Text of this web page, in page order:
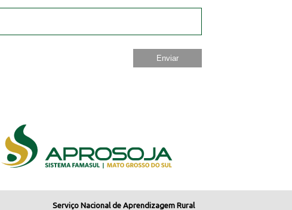
Serviço Nacional de Aprendizagem Rural